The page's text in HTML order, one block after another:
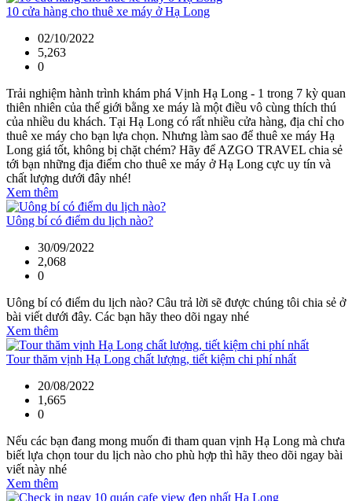
10 cửa hàng cho thuê xe máy ở Hạ Long
02/10/2022
5,263
0
Trải nghiệm hành trình khám phá Vịnh Hạ Long - 1 trong 7 kỳ quan
thiên nhiên của thế giới bằng xe máy là một điều vô cùng thích thú
của nhiều du khách. Tại Hạ Long có rất nhiều cửa hàng, địa chỉ cho
thuê xe máy cho bạn lựa chọn. Nhưng làm sao để thuê xe máy Hạ
Long giá tốt, không bị chặt chém? Hãy để AZGO TRAVEL chia sẻ
tới bạn những địa điểm cho thuê xe máy ở Hạ Long cực uy tín và
chất lượng dưới đây nhé!
Xem thêm
Uông bí có điểm du lịch nào?
30/09/2022
2,068
0
Uông bí có điểm du lịch nào? Câu trả lời sẽ được chúng tôi chia sẻ ở
bài viết dưới đây. Các bạn hãy theo dõi ngay nhé
Xem thêm
Tour thăm vịnh Hạ Long chất lượng, tiết kiệm chi phí nhất
20/08/2022
1,665
0
Nếu các bạn đang mong muốn đi tham quan vịnh Hạ Long mà chưa
biết lựa chọn tour du lịch nào cho phù hợp thì hãy theo dõi ngay bài
viết này nhé
Xem thêm